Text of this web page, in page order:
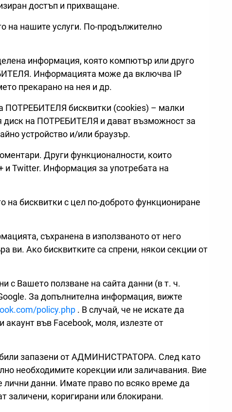
достъп и прихващане.
на нашите услуги. По-продължително
информация, която компютър или друго
Информацията може да включва IP
прекарано на нея и др.
ПОТРЕБИТЕЛЯ бисквитки (cookies) – малки
диск на ПОТРЕБИТЕЛЯ и дават възможност за
устройство и/или браузър.
Други функционалности, които
и Twitter. Информация за употребата на
на бисквитки с цел по-доброто функциониране
съхранена в използваното от него
ви. Ако бисквитките са спрени, някои секции от
с Вашето ползване на сайта данни (в т. ч.
За допълнителна информация, вижте
policy.php . В случай, че не искате да
във Facebook, моля, излезте от
били запазени от АДМИНИСТРАТОРА. След като
необходимите корекции или заличавания. Вие
лични данни. Имате право по всяко време да
заличени, коригирани или блокирани.